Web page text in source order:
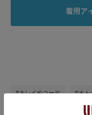
着用ア
#キレイめコーデ #オト
#洒落見えＴシャツコーデ